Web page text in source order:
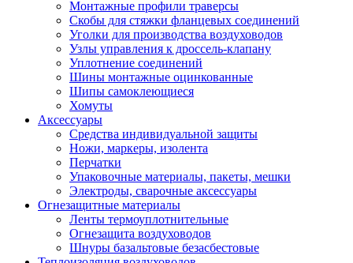
Монтажные профили траверсы
Скобы для стяжки фланцевых соединений
Уголки для производства воздуховодов
Узлы управления к дроссель-клапану
Уплотнение соединений
Шины монтажные оцинкованные
Шипы самоклеющиеся
Хомуты
Аксессуары
Средства индивидуальной защиты
Ножи, маркеры, изолента
Перчатки
Упаковочные материалы, пакеты, мешки
Электроды, сварочные аксессуары
Огнезащитные материалы
Ленты термоуплотнительные
Огнезащита воздуховодов
Шнуры базальтовые безасбестовые